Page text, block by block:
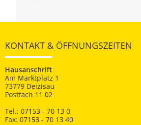
KONTAKT & ÖFFNUNGSZEITEN
Hausanschrift
Am Marktplatz 1
73779 Deizisau
Postfach 11 02
Tel.: 07153 - 70 13 0
Fax: 07153 - 70 13 40